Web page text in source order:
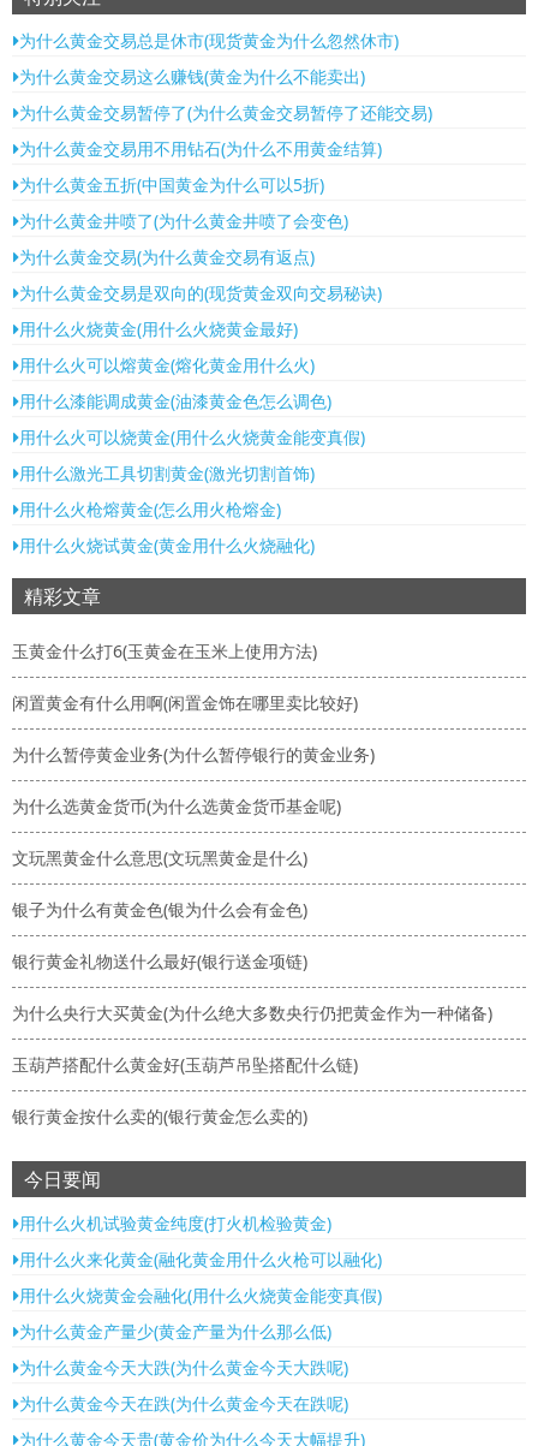
为什么黄金交易总是休市(现货黄金为什么忽然休市)
为什么黄金交易这么赚钱(黄金为什么不能卖出)
为什么黄金交易暂停了(为什么黄金交易暂停了还能交易)
为什么黄金交易用不用钻石(为什么不用黄金结算)
为什么黄金五折(中国黄金为什么可以5折)
为什么黄金井喷了(为什么黄金井喷了会变色)
为什么黄金交易(为什么黄金交易有返点)
为什么黄金交易是双向的(现货黄金双向交易秘诀)
用什么火烧黄金(用什么火烧黄金最好)
用什么火可以熔黄金(熔化黄金用什么火)
用什么漆能调成黄金(油漆黄金色怎么调色)
用什么火可以烧黄金(用什么火烧黄金能变真假)
用什么激光工具切割黄金(激光切割首饰)
用什么火枪熔黄金(怎么用火枪熔金)
用什么火烧试黄金(黄金用什么火烧融化)
精彩文章
玉黄金什么打6(玉黄金在玉米上使用方法)
闲置黄金有什么用啊(闲置金饰在哪里卖比较好)
为什么暂停黄金业务(为什么暂停银行的黄金业务)
为什么选黄金货币(为什么选黄金货币基金呢)
文玩黑黄金什么意思(文玩黑黄金是什么)
银子为什么有黄金色(银为什么会有金色)
银行黄金礼物送什么最好(银行送金项链)
为什么央行大买黄金(为什么绝大多数央行仍把黄金作为一种储备)
玉葫芦搭配什么黄金好(玉葫芦吊坠搭配什么链)
银行黄金按什么卖的(银行黄金怎么卖的)
今日要闻
用什么火机试验黄金纯度(打火机检验黄金)
用什么火来化黄金(融化黄金用什么火枪可以融化)
用什么火烧黄金会融化(用什么火烧黄金能变真假)
为什么黄金产量少(黄金产量为什么那么低)
为什么黄金今天大跌(为什么黄金今天大跌呢)
为什么黄金今天在跌(为什么黄金今天在跌呢)
为什么黄金今天贵(黄金价为什么今天大幅提升)